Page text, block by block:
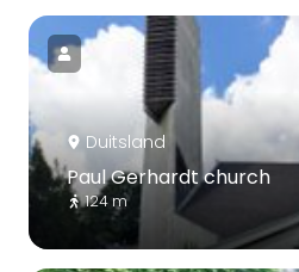
Duitsland
Paul Gerhardt church
124 m